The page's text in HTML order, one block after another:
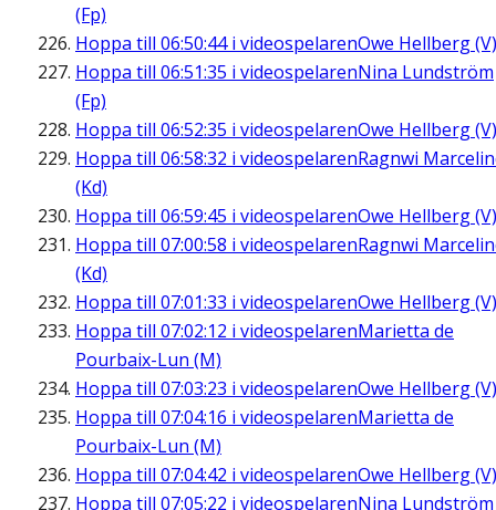
(Fp)
Hoppa till 06:50:44i videospelarenOwe Hellberg (V)
Hoppa till 06:51:35 i videospelarenNina Lundström
(Fp)
Hoppa till 06:52:35 i videospelarenOwe Hellberg (V)
Hoppa till 06:58:32 i videospelarenRagnwi
(Kd)
Hoppa till 06:59:45 i videospelarenOwe Hellberg (V)
Hoppa till 07:00:58 i videospelarenRagnwi
(Kd)
Hoppa till 07:01:33 i videospelarenOwe Hellberg (V)
Hoppa till 07:02:12 i videospelarenMarietta de
Pourbaix-Lun (M)
Hoppa till 07:03:23 i videospelarenOwe Hellberg (V)
Hoppa till 07:04:16 i videospelarenMarietta de
Pourbaix-Lun (M)
Hoppa till 07:04:42 i videospelarenOwe Hellberg (V)
Hoppa till 07:05:22 i videospelarenNina Lundström